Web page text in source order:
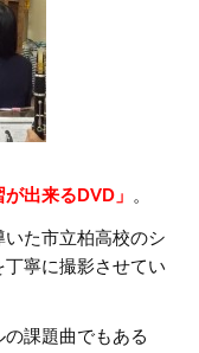
出来るDVD」 。
た市立柏高校のシ
寧に撮影させてい
課題曲でもある